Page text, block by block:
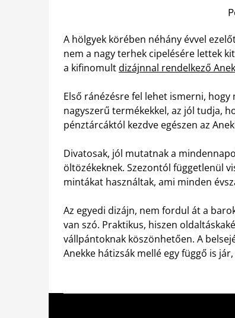
A hölgyek körében néhány évvel
nem a nagy terhek cipelésére lettek
a kifinomultdizájnnal rendelkező
Első ránézésre fel lehet ismerni,
nagyszerű termékekkel, az jól tudja,
pénztárcáktól kezdve egészen az
Divatosak, jól mutatnak a
öltözékeknek. Szezontól függetlenül
mintákat használtak, ami minden
Az egyedi dizájn, nem fordul át a
van szó. Praktikus, hiszen
vállpántoknak köszönhetően. A
Anekke hátizsák mellé egy függő is